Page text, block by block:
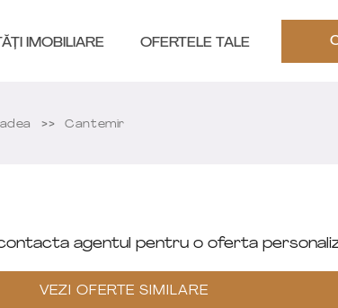
IMOBILIARE OFERTELE TALE
Cantemir
agentul pentru o oferta
VEZI OFERTE SIMILARE